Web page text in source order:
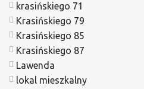
krasińskiego 71
Krasińskiego 79
Krasińskiego 85
Krasińskiego 87
Lawenda
lokal mieszkalny